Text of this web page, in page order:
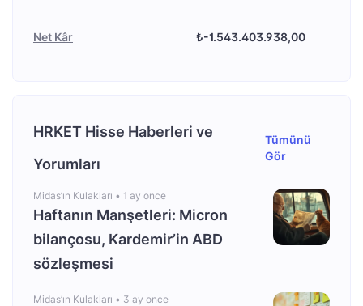
Net Kâr ₺-1.543.403.938,00
HRKET Hisse Haberleri ve
Yorumları
Tümünü
Gör
Midas’ın Kulakları • 1 ay once
Haftanın Manşetleri: Micron
bilançosu, Kardemir’in ABD
sözleşmesi
Midas’ın Kulakları • 3 ay once